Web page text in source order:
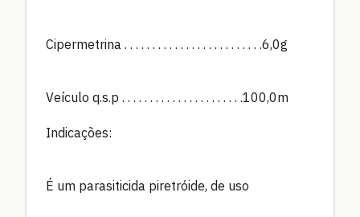
Cipermetrina . . . . . . . . . . . . . . . . . . . . . . . . .6,0g
Veículo q.s.p . . . . . . . . . . . . . . . . . . . . . .100,0m
Indicações:
É um parasiticida piretróide, de uso